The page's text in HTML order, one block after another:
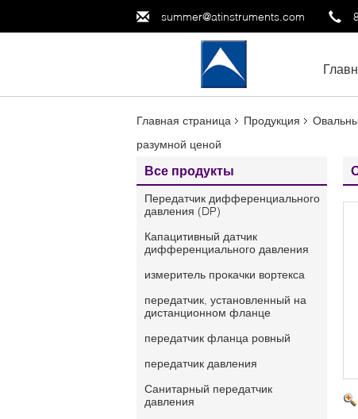
summer@atinstruments.com
Главная страница Продукция
разумной ценой
Все продукты
Передатчик дифференциального
давления (DP)
Капацитивный датчик
дифференциального давления
измеритель прокачки вортекса
передатчик, установленный на
дистанционном фланце
передатчик фланца ровный
передатчик давления
Санитарный передатчик
давления